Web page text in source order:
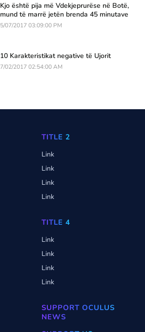
Kjo është pija më Vdekjeprurëse në Botë,
mund të marrë jetën brenda 45 minutave
5/07/2017 03:09:00 PM
10 Karakteristikat negative të Ujorit
7/02/2017 02:54:00 AM
TITLE 2
Link
Link
Link
Link
TITLE 4
Link
Link
Link
Link
SUPPORT OCULUS
NEWS